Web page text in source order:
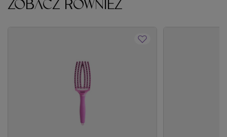
ZOBACZ RÓWNIEŻ